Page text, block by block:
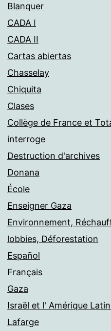
Blanquer
CADA I
CADA II
Cartas abiertas
Chasselay
Chiquita
Clases
Collège de France et
interroge
Destruction d'archives
Donana
École
Enseigner Gaza
Environnement,
lobbies, Déforestation
Español
Français
Gaza
Israël et l' Amérique
Lafarge